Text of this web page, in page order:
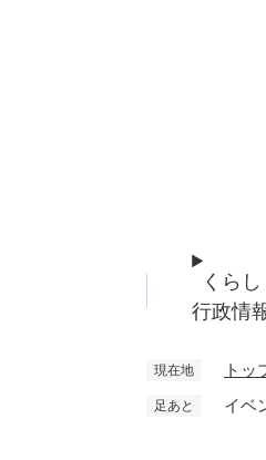
くらし
行政情
現在地 トッ
足あと イベ